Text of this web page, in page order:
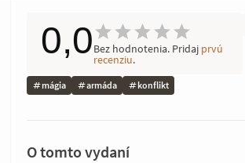
0,0Bez hodnotenia. Pridaj prvú
recenziu.
mágia armáda konflikt
O tomto vydaní